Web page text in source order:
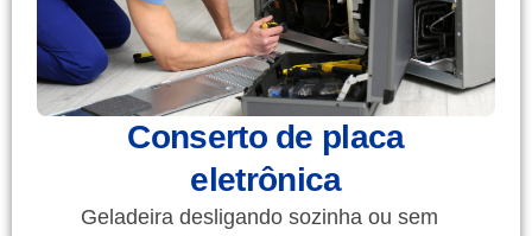
Conserto de placa
eletrônica
Geladeira desligando sozinha ou sem